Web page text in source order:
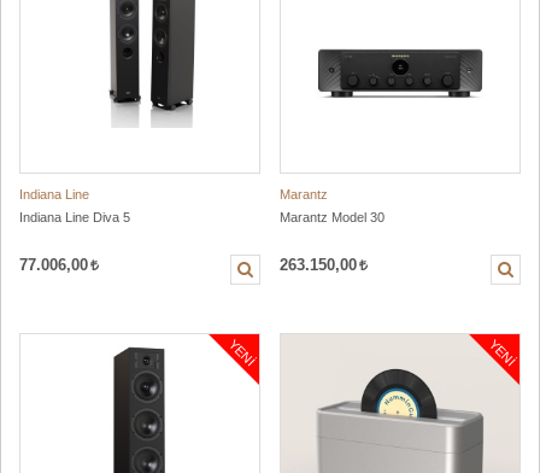
Indiana Line
Indiana Line Diva 5
77.006,00
Marantz
Marantz Model 30
263.150,00
YENI YENI